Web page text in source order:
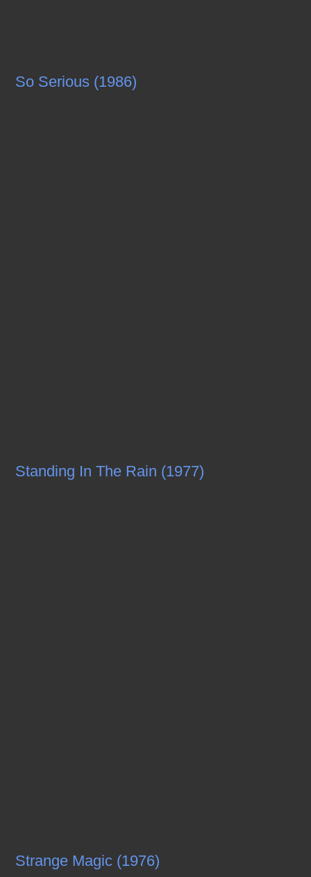
So Serious (1986)
Standing In The Rain (1977)
Strange Magic (1976)